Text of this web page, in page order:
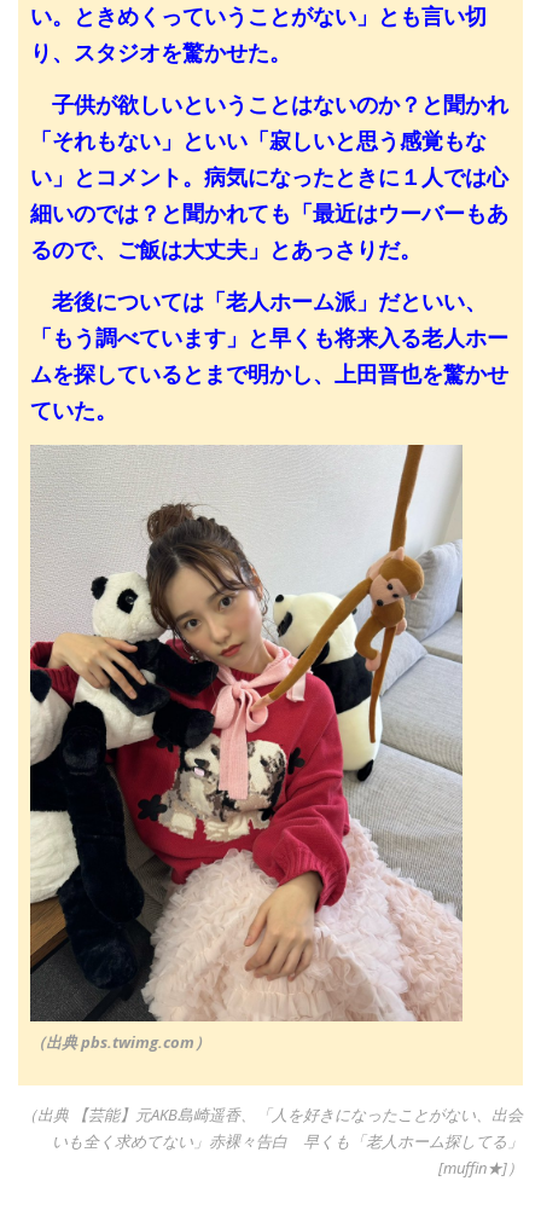
い。ときめくっていうことがない」とも言い切
り、スタジオを驚かせた。
子供が欲しいということはないのか？と聞かれ
「それもない」といい「寂しいと思う感覚もな
い」とコメント。病気になったときに１人では心
細いのでは？と聞かれても「最近はウーバーもあ
るので、ご飯は大丈夫」とあっさりだ。
老後については「老人ホーム派」だといい、
「もう調べています」と早くも将来入る老人ホー
ムを探しているとまで明かし、上田晋也を驚かせ
ていた。
（出典 pbs.twimg.com）
（出典 【芸能】元AKB島崎遥香、「人を好きになったことがない、出会
いも全く求めてない」赤裸々告白 早くも「老人ホーム探してる」
[muffin★]）